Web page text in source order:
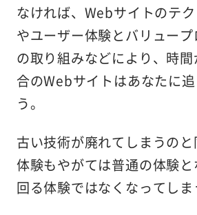
なければ、Webサイトのテ
やユーザー体験とバリュー
の取り組みなどにより、時
合のWebサイトはあなたに
う。
古い技術が廃れてしまうの
体験もやがては普通の体験
回る体験ではなくなってしま